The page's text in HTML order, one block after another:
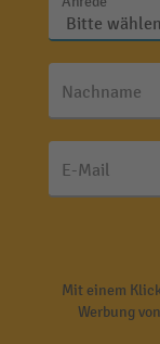
Nachname
E-Mail
Mit einem
Werbung